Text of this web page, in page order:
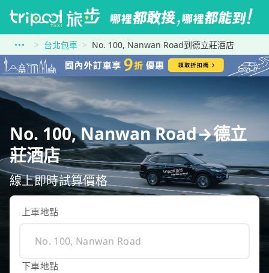
台北包車 No. 100, Nanwan Road到德立莊酒店
No. 100, Nanwan Road→德立
莊酒店
線上即時試算價格
上車地點
下車地點